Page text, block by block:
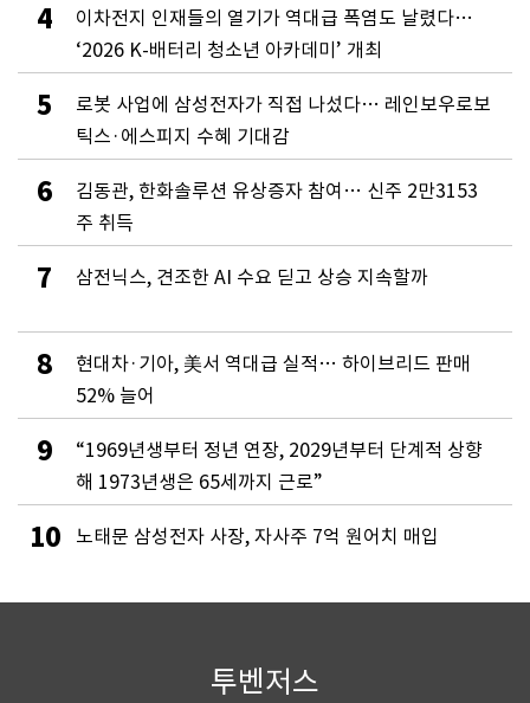
4
이차전지 인재들의 열기가 역대급 폭염도 날렸다…
‘2026 K-배터리 청소년 아카데미’ 개최
5
로봇 사업에 삼성전자가 직접 나섰다… 레인보우로보
틱스·에스피지 수혜 기대감
6
김동관, 한화솔루션 유상증자 참여… 신주 2만3153
주 취득
7 삼전닉스, 견조한 AI 수요 딛고 상승 지속할까
8
현대차·기아, 美서 역대급 실적… 하이브리드 판매
52% 늘어
9
“1969년생부터 정년 연장, 2029년부터 단계적 상향
해 1973년생은 65세까지 근로”
10 노태문 삼성전자 사장, 자사주 7억 원어치 매입
투벤저스